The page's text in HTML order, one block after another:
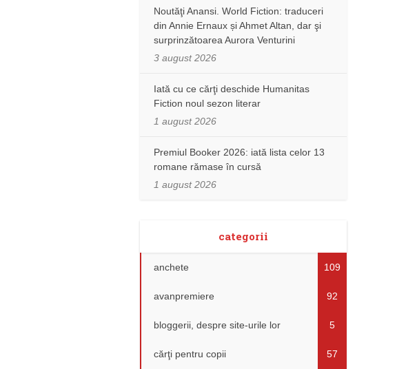
Noutăţi Anansi. World Fiction: traduceri
din Annie Ernaux și Ahmet Altan, dar şi
surprinzătoarea Aurora Venturini
3 august 2026
Iată cu ce cărţi deschide Humanitas
Fiction noul sezon literar
1 august 2026
Premiul Booker 2026: iată lista celor 13
romane rămase în cursă
1 august 2026
categorii
anchete 109
avanpremiere 92
bloggerii, despre site-urile lor 5
cărţi pentru copii 57